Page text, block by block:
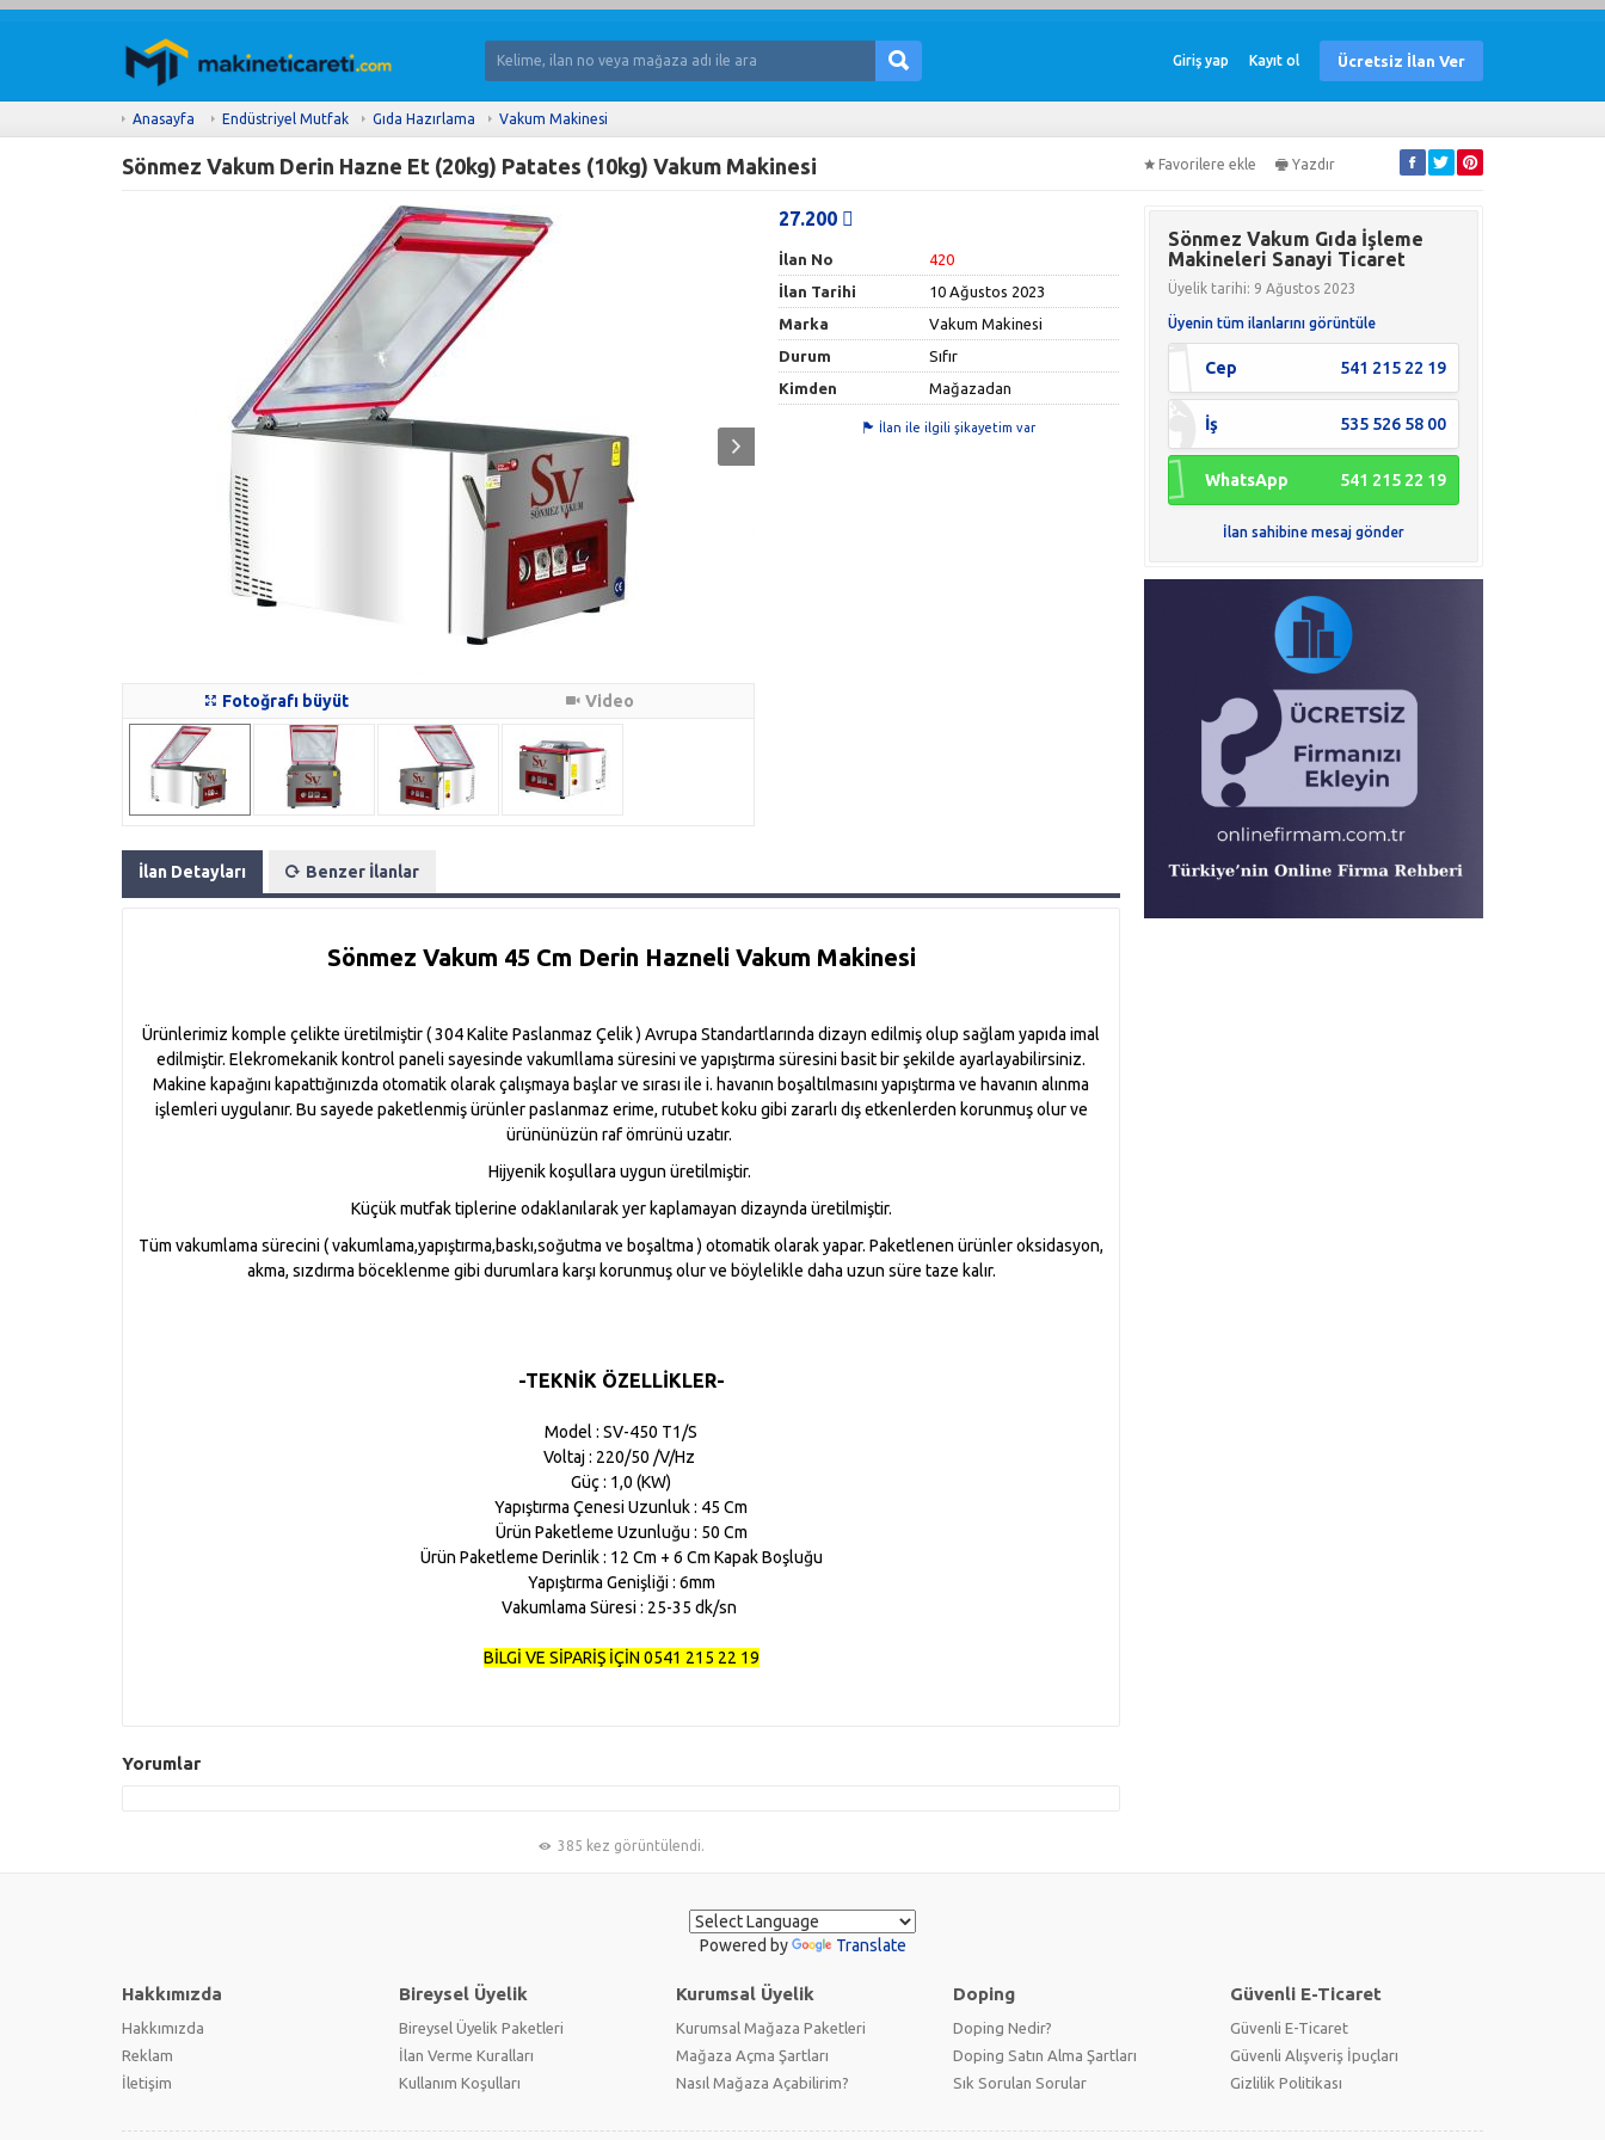
Giriş yap Kayıt ol Ücretsiz İlan Ver
Anasayfa Endüstriyel Mutfak Gıda Hazırlama Vakum Makinesi
Sönmez Vakum Derin Hazne Et (20kg) Patates (10kg) Vakum Makinesi Favorilere ekle Yazdır
Fotoğrafı büyüt Video
27.200
İlan No
420
İlan Tarihi
10 Ağustos 2023
Marka
Vakum Makinesi
Durum
Sıfır
Kimden
Mağazadan
İlan ile ilgili şikayetim var
İlan Detayları Benzer İlanlar
Sönmez Vakum 45 Cm Derin Hazneli Vakum Makinesi
Ürünlerimiz komple çelikte üretilmiştir ( 304 Kalite Paslanmaz Çelik ) Avrupa Standartlarında dizayn edilmiş olup sağlam yapıda imal
edilmiştir. Elekromekanik kontrol paneli sayesinde vakumllama süresini ve yapıştırma süresini basit bir şekilde ayarlayabilirsiniz.
Makine kapağını kapattığınızda otomatik olarak çalışmaya başlar ve sırası ile i. havanın boşaltılmasını yapıştırma ve havanın alınma
işlemleri uygulanır. Bu sayede paketlenmiş ürünler paslanmaz erime, rutubet koku gibi zararlı dış etkenlerden korunmuş olur ve
ürününüzün raf ömrünü uzatır.
Hijyenik koşullara uygun üretilmiştir.
Küçük mutfak tiplerine odaklanılarak yer kaplamayan dizaynda üretilmiştir.
Tüm vakumlama sürecini ( vakumlama,yapıştırma,baskı,soğutma ve boşaltma ) otomatik olarak yapar. Paketlenen ürünler oksidasyon,
akma, sızdırma böceklenme gibi durumlara karşı korunmuş olur ve böylelikle daha uzun süre taze kalır.
-TEKNİK ÖZELLİKLER-
Model : SV-450 T1/S
Voltaj : 220/50 /V/Hz
Güç : 1,0 (KW)
Yapıştırma Çenesi Uzunluk : 45 Cm
Ürün Paketleme Uzunluğu : 50 Cm
Ürün Paketleme Derinlik : 12 Cm + 6 Cm Kapak Boşluğu
Yapıştırma Genişliği : 6mm
Vakumlama Süresi : 25-35 dk/sn
BİLGİ VE SİPARİŞ İÇİN 0541 215 22 19
Yorumlar
385 kez görüntülendi.
Sönmez Vakum Gıda İşleme
Makineleri Sanayi Ticaret
Üyelik tarihi: 9 Ağustos 2023
Üyenin tüm ilanlarını görüntüle
Cep 541 215 22 19
İş 535 526 58 00
WhatsApp 541 215 22 19
İlan sahibine mesaj gönder
Powered by Translate
Hakkımızda
Hakkımızda
Reklam
İletişim
Bireysel Üyelik
Bireysel Üyelik Paketleri
İlan Verme Kuralları
Kullanım Koşulları
Kurumsal Üyelik
Kurumsal Mağaza Paketleri
Mağaza Açma Şartları
Nasıl Mağaza Açabilirim?
Doping
Doping Nedir?
Doping Satın Alma Şartları
Sık Sorulan Sorular
Güvenli E-Ticaret
Güvenli E-Ticaret
Güvenli Alışveriş İpuçları
Gizlilik Politikası